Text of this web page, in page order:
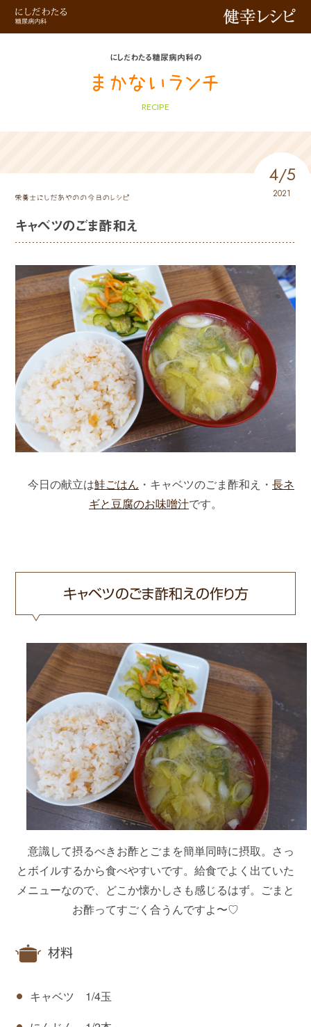
健幸レシピ
にしだわたる糖尿病内科の
RECIPE
4/5
2021
キャベツのごま酢和え
今日の献立は鮭ごはん ・キャベツのごま酢和え・ 長ネ
ギと豆腐のお味噌汁です。
キャベツのごま酢和えの作り方
意識して摂るべきお酢とごまを簡単同時に摂取。さっ
とボイルするから食べやすいです。給食でよく出ていた
メニューなので、どこか懐かしさも感じるはず。ごまと
お酢ってすごく合うんですよ〜♡
材料
キャベツ 1/4玉